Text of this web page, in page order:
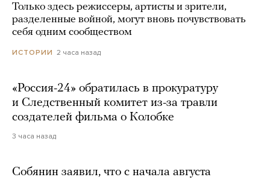
Только здесь режиссеры, артисты и зрители,
разделенные войной, могут вновь почувствовать
себя одним сообществом
ИСТОРИИ 2 часа назад
«Россия-24» обратилась в прокуратуру
и Следственный комитет из-за травли
создателей фильма о Колобке
3 часа назад
Собянин заявил, что с начала августа